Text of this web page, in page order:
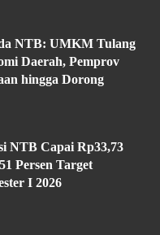
NTB: UMKM Tulang
Daerah, Pemprov
hingga Dorong
NTB Capai Rp33,73
Persen Target
I 2026